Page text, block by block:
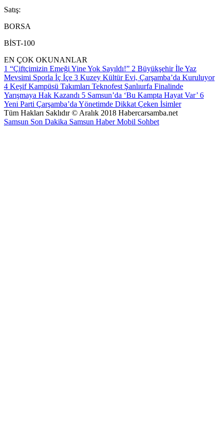
Satış:
BORSA
BİST-100
EN ÇOK OKUNANLAR
1 “Çiftçimizin Emeği Yine Yok Sayıldı!” 2 Büyükşehir İle Yaz
Mevsimi Sporla İç İçe 3 Kuzey Kültür Evi, Çarşamba’da Kuruluyor
4 Keşif Kampüsü Takımları Teknofest Şanlıurfa Finalinde
Yarışmaya Hak Kazandı 5 Samsun’da ‘Bu Kampta Hayat Var’ 6
Yeni Parti Çarşamba’da Yönetimde Dikkat Çeken İsimler
Tüm Hakları Saklıdır © Aralık 2018 Habercarsamba.net
Samsun Son Dakika Samsun HaberMobil Sohbet